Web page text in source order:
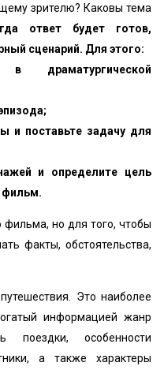
зрителю? Каковы тема
ответ будет готов,
сценарий. Для этого:
и поставьте задачу для
и определите цель
фильм.
но для того, чтобы
факты, обстоятельства,
Это наиболее
информацией жанр
поездки, особенности
а также характеры